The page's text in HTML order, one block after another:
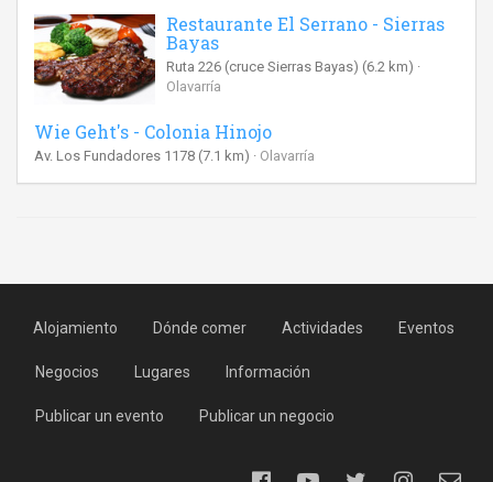
Restaurante El Serrano - Sierras
Bayas
Ruta 226 (cruce Sierras Bayas) (6.2 km)
Olavarría
Wie Geht's - Colonia Hinojo
Av. Los Fundadores 1178 (7.1 km) Olavarría
Alojamiento Dónde comer Actividades Eventos
Negocios Lugares Información
Publicar un evento Publicar un negocio